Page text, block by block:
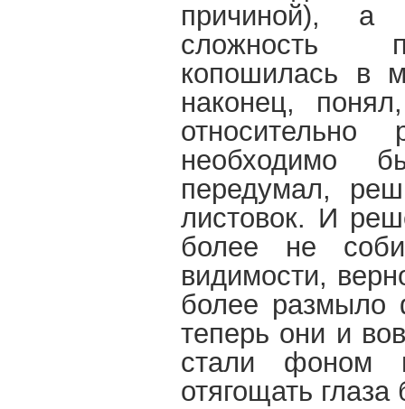
причиной), а
сложность
копошилась в
наконец,
относительно
необходимо
передумал,
листовок. И
более не
видимости,
более размыло
теперь они и
стали фоном
отягощать